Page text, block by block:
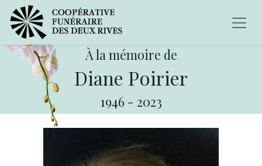
À la mémoire de
Diane Poirier
1946 - 2023